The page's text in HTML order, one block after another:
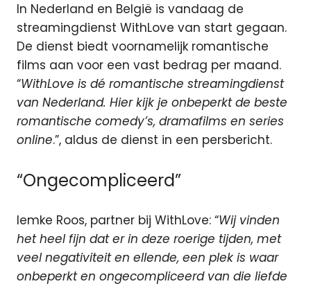
In Nederland en België is vandaag de
streamingdienst WithLove van start gegaan.
De dienst biedt voornamelijk romantische
films aan voor een vast bedrag per maand.
“WithLove is dé romantische streamingdienst
van Nederland. Hier kijk je onbeperkt de beste
romantische comedy’s, dramafilms en series
online.”, aldus de dienst in een persbericht.
“Ongecompliceerd”
Iemke Roos, partner bij WithLove: “Wij vinden
het heel fijn dat er in deze roerige tijden, met
veel negativiteit en ellende, een plek is waar
onbeperkt en ongecompliceerd van die liefde